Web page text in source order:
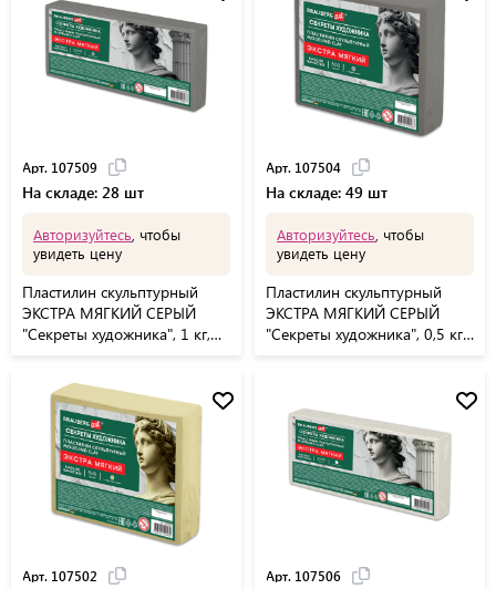
Арт. 107509
На складе: 28 шт
Авторизуйтесь , чтобы
увидеть цену
Пластилин скульптурный
ЭКСТРА МЯГКИЙ СЕРЫЙ
"Секреты художника", 1 кг,
Арт. 107504
На складе: 49 шт
Авторизуйтесь , чтобы
увидеть цену
Пластилин скульптурный
ЭКСТРА МЯГКИЙ СЕРЫЙ
"Секреты художника", 0,5 кг,
Арт. 107502 Арт. 107506